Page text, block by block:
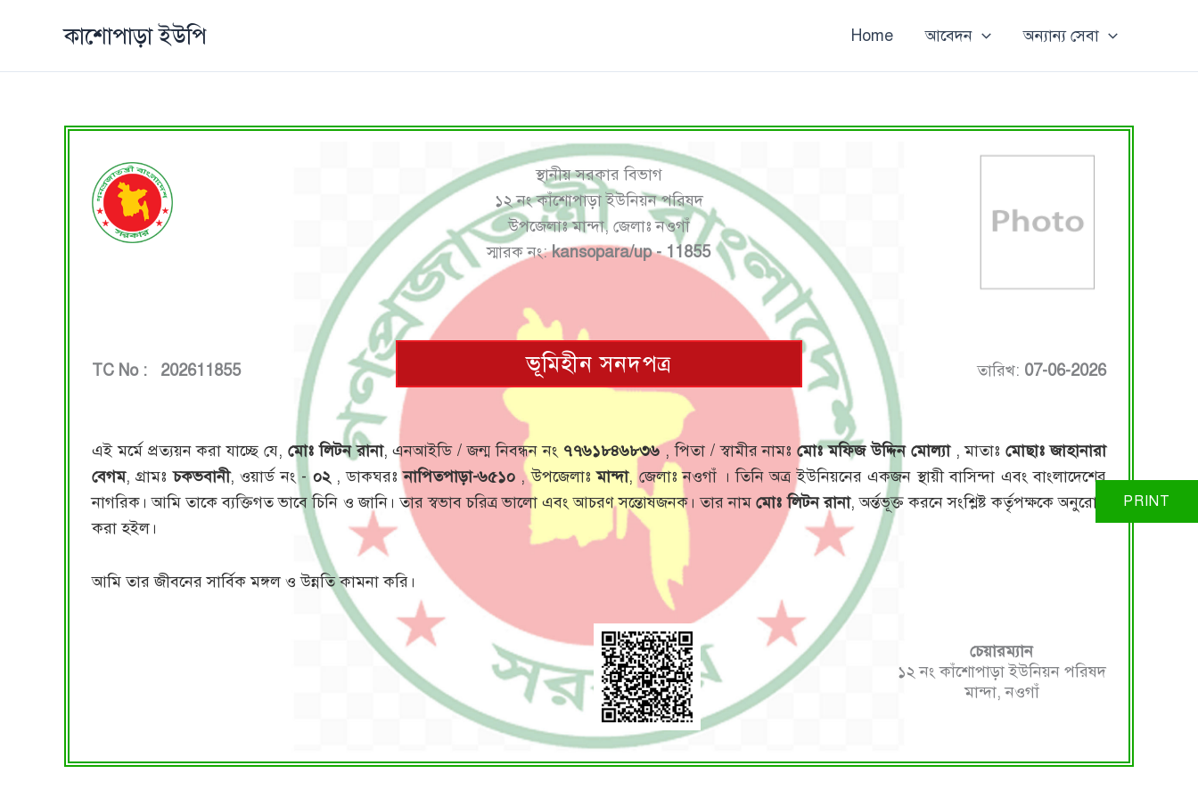
কাশোপাড়া ইউপি Home আবেদন অন্যান্য সেবা
স্থানীয় সরকার বিভাগ
১২ নং কাঁশোপাড়া ইউনিয়ন পরিষদ
উপজেলাঃ মান্দা, জেলাঃ নওগাঁ
স্মারক নং:kansopara/up - 11855
TC No : 202611855 ভূমিহীন সনদপত্র তারিখ: 07-06-2026
এই মর্মে প্রত্যয়ন করা যাচ্ছে যে, মোঃ লিটন রানা, এনআইডি / জন্ম নিবন্ধন নং ৭৭৬১৮৪৬৮৩৬, পিতা / স্বামীর নামঃমোঃ মফিজ উদ্দিন মোল্যা, মাতাঃমোছাঃ জাহানারা
বেগম, গ্রামঃচকভবানী, ওয়ার্ড নং -০২, ডাকঘরঃনাপিতপাড়া-৬৫১০, উপজেলাঃমান্দা, জেলাঃ নওগাঁ । তিনি অত্র ইউনিয়নের একজন স্থায়ী বাসিন্দা এবং বাংলাদেশের
নাগরিক। আমি তাকে ব্যক্তিগত ভাবে চিনি ও জানি। তার স্বভাব চরিত্র ভালো এবং আচরণ সন্তোষজনক। তার নামমোঃ লিটন রানা, অর্ন্তভূক্ত করনে সংশ্লিষ্ট কর্তৃপক্ষকে অনুরোধ
করা হইল।
আমি তার জীবনের সার্বিক মঙ্গল ও উন্নতি কামনা করি।
চেয়ারম্যান
১২ নং কাঁশোপাড়া ইউনিয়ন পরিষদ
মান্দা, নওগাঁ